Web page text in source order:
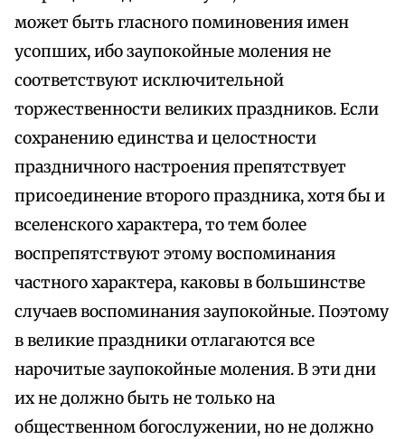
может быть гласного поминовения имен
усопших, ибо заупокойные моления не
соответствуют исключительной
торжественности великих праздников. Если
сохранению единства и целостности
праздничного настроения препятствует
присоединение второго праздника, хотя бы и
вселенского характера, то тем более
воспрепятствуют этому воспоминания
частного характера, каковы в большинстве
случаев воспоминания заупокойные. Поэтому
в великие праздники отлагаются все
нарочитые заупокойные моления. В эти дни
их не должно быть не только на
общественном богослужении, но не должно